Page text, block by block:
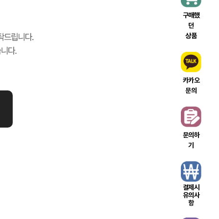
구매했
던
상품
카카오
문의
문의하
기
결제시
유의사
항